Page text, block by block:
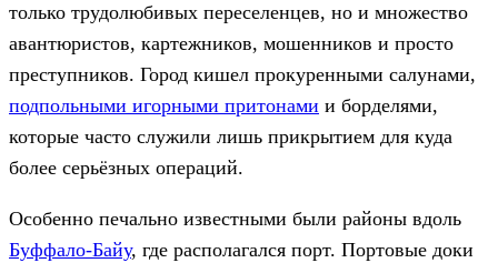
только трудолюбивых переселенцев, но и множество
авантюристов, картежников, мошенников и просто
преступников. Город кишел прокуренными салунами,
подпольными игорными притонами и борделями,
которые часто служили лишь прикрытием для куда
более серьёзных операций.
Особенно печально известными были районы вдоль
Буффало-Байу, где располагался порт. Портовые доки